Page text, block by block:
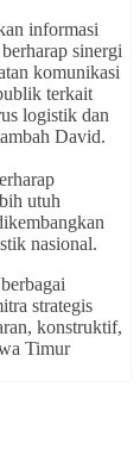
informasi
sinergi
komunikasi
terkait
logistik dan
David.
utuh
nasional.
strategis
konstruktif,
Timur